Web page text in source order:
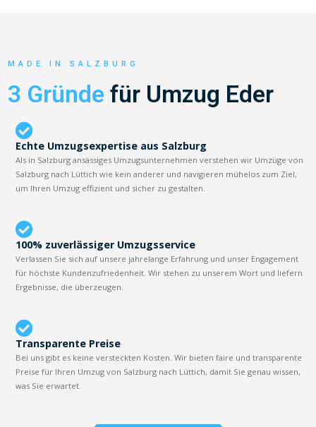
MADE IN SALZBURG
3 Gründe für Umzug Eder
Echte Umzugsexpertise aus Salzburg
Als in Salzburg ansässiges Umzugsunternehmen verstehen wir Umzüge von
Salzburg nach Lüttich wie kein anderer und navigieren mühelos zum Ziel,
um Ihren Umzug effizient und sicher zu gestalten.
100% zuverlässiger Umzugsservice
Verlassen Sie sich auf unsere jahrelange Erfahrung und unser Engagement
für höchste Kundenzufriedenheit. Wir stehen zu unserem Wort und liefern
Ergebnisse, die überzeugen.
Transparente Preise
Bei uns gibt es keine versteckten Kosten. Wir bieten faire und transparente
Preise für Ihren Umzug von Salzburg nach Lüttich, damit Sie genau wissen,
was Sie erwartet.